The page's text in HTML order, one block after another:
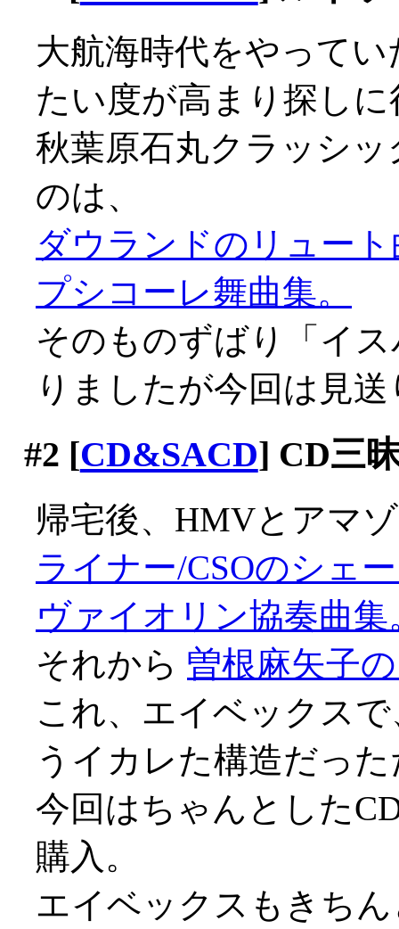
大航海時代をやって
たい度が高まり探し
秋葉原石丸クラッシ
のは、
ダウランドのリュート
プシコーレ舞曲集。
そのものずばり「イ
りましたが今回は見送
#2 [CD&SACD] CD三
帰宅後、HMVとアマ
ライナー/CSOのシェ
ヴァイオリン協奏曲集
それから 曽根麻矢子
これ、エイベックス
うイカレた構造だっ
今回はちゃんとした
購入。
エイベックスもきち